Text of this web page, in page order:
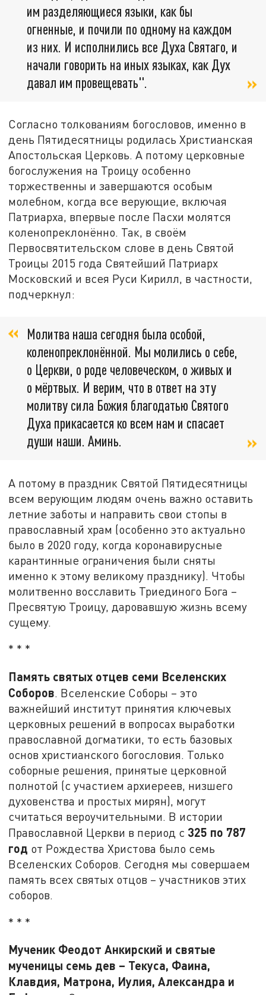
им разделяющиеся языки, как бы
огненные, и почили по одному на каждом
из них. И исполнились все Духа Святаго, и
начали говорить на иных языках, как Дух
давал им провещевать".
Согласно толкованиям богословов, именно в
день Пятидесятницы родилась Христианская
Апостольская Церковь. А потому церковные
богослужения на Троицу особенно
торжественны и завершаются особым
молебном, когда все верующие, включая
Патриарха, впервые после Пасхи молятся
коленопреклонённо. Так, в своём
Первосвятительском слове в день Святой
Троицы 2015 года Святейший Патриарх
Московский и всея Руси Кирилл, в частности,
подчеркнул:
Молитва наша сегодня была особой,
коленопреклонённой. Мы молились о себе,
о Церкви, о роде человеческом, о живых и
о мёртвых. И верим, что в ответ на эту
молитву сила Божия благодатью Святого
Духа прикасается ко всем нам и спасает
души наши. Аминь.
А потому в праздник Святой Пятидесятницы
всем верующим людям очень важно оставить
летние заботы и направить свои стопы в
православный храм (особенно это актуально
было в 2020 году, когда коронавирусные
карантинные ограничения были сняты
именно к этому великому празднику). Чтобы
молитвенно восславить Триединого Бога –
Пресвятую Троицу, даровавшую жизнь всему
сущему.
* * *
Память святых отцев семи Вселенских
Соборов. Вселенские Соборы – это
важнейший институт принятия ключевых
церковных решений в вопросах выработки
православной догматики, то есть базовых
основ христианского богословия. Только
соборные решения, принятые церковной
полнотой (с участием архиереев, низшего
духовенства и простых мирян), могут
считаться вероучительными. В истории
Православной Церкви в период с 325 по 787
год от Рождества Христова было семь
Вселенских Соборов. Сегодня мы совершаем
память всех святых отцов – участников этих
соборов.
* * *
Мученик Феодот Анкирский и святые
мученицы семь дев – Текуса, Фаина,
Клавдия, Матрона, Иулия, Александра и